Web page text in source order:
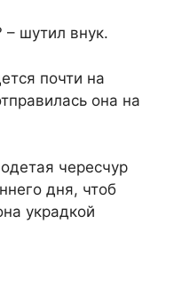
– шутил внук.
почти на
она на
чересчур
дня, чтоб
украдкой